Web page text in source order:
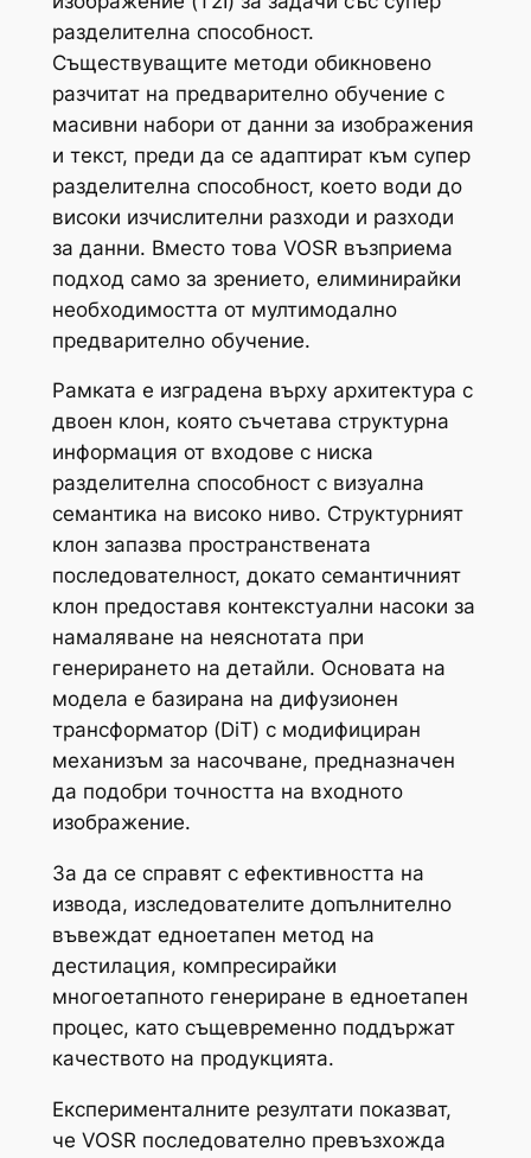
разделителна способност.
Съществуващите методи обикновено
разчитат на предварително обучение с
масивни набори от данни за изображения
и текст, преди да се адаптират към супер
разделителна способност, което води до
високи изчислителни разходи и разходи
за данни. Вместо това VOSR възприема
подход само за зрението, елиминирайки
необходимостта от мултимодално
предварително обучение.
Рамката е изградена върху архитектура с
двоен клон, която съчетава структурна
информация от входове с ниска
разделителна способност с визуална
семантика на високо ниво. Структурният
клон запазва пространствената
последователност, докато семантичният
клон предоставя контекстуални насоки за
намаляване на неяснотата при
генерирането на детайли. Основата на
модела е базирана на дифузионен
трансформатор (DiT) с модифициран
механизъм за насочване, предназначен
да подобри точността на входното
изображение.
За да се справят с ефективността на
извода, изследователите допълнително
въвеждат едноетапен метод на
дестилация, компресирайки
многоетапното генериране в едноетапен
процес, като същевременно поддържат
качеството на продукцията.
Експерименталните резултати показват,
че VOSR последователно превъзхожда